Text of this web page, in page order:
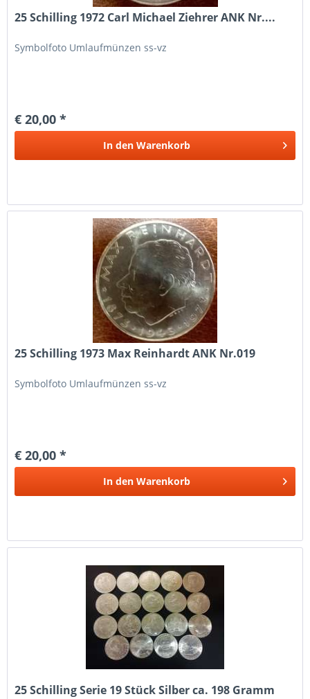
25 Schilling 1972 Carl Michael Ziehrer ANK Nr....
Symbolfoto Umlaufmünzen ss-vz
€ 20,00 *
In den Warenkorb
25 Schilling 1973 Max Reinhardt ANK Nr.019
Symbolfoto Umlaufmünzen ss-vz
€ 20,00 *
In den Warenkorb
25 Schilling Serie 19 Stück Silber ca. 198 Gramm